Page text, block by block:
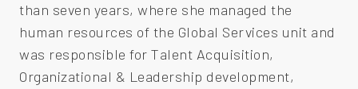
than seven years, where she managed the
human resources of the Global Services unit and
was responsible for Talent Acquisition,
Organizational & Leadership development,